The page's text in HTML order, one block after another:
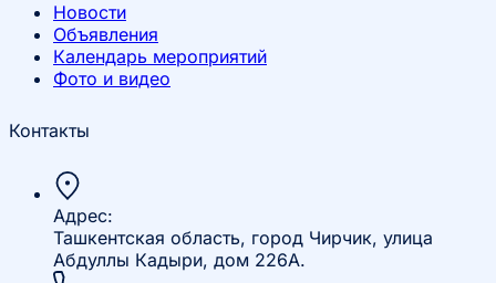
Новости
Объявления
Календарь мероприятий
Фото и видео
Контакты
Адрес:
Ташкентская область, город Чирчик, улица
Абдуллы Кадыри, дом 226А.